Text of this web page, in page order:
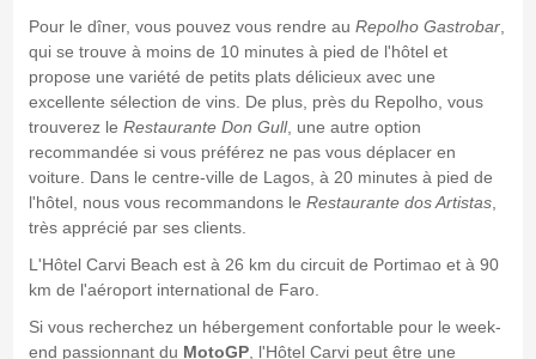
Pour le dîner, vous pouvez vous rendre au Repolho Gastrobar,
qui se trouve à moins de 10 minutes à pied de l'hôtel et
propose une variété de petits plats délicieux avec une
excellente sélection de vins. De plus, près du Repolho, vous
trouverez le Restaurante Don Gull, une autre option
recommandée si vous préférez ne pas vous déplacer en
voiture. Dans le centre-ville de Lagos, à 20 minutes à pied de
l'hôtel, nous vous recommandons le Restaurante dos Artistas,
très apprécié par ses clients.
L'Hôtel Carvi Beach est à 26 km du circuit de Portimao et à 90
km de l'aéroport international de Faro.
Si vous recherchez un hébergement confortable pour le week-
end passionnant du MotoGP, l'Hôtel Carvi peut être une